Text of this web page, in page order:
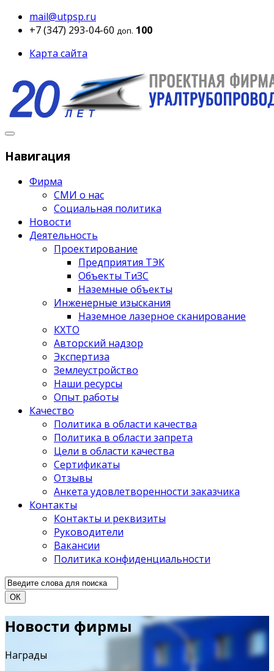
mail@utpsp.ru
+7 (347) 293-04-60 доп. 100
Карта сайта
Навигация
Фирма
СМИ о нас
Социальная политика
Новости
Деятельность
Проектирование
Предприятия ТЭК
Объекты ТиЗС
Наземные объекты
Инженерные изыскания
Наземное лазерное сканирование
КХТО
Авторский надзор
Экспертиза
Землеустройство
Наши ресурсы
Опыт работы
Качество
Политика в области качества
Политика в области запрета
Цели в области качества
Сертификаты
Отзывы
Анкета удовлетворенности заказчика
Контакты
­Контакты и реквизиты
Руководители
Вакансии
Политика конфиденциальности
ОК
Новости фирмы
Награды